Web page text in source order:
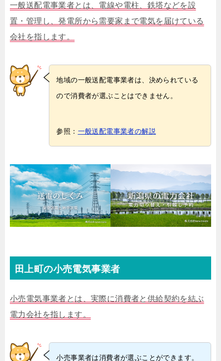
一般送配電事業者とは、電線や電柱、鉄塔などを設
置・管理し、発電所から需要家まで電気を届けている
会社を指します。
地域の一般送配電事業者は、決められている
ので消費者が選ぶことはできません。
参照： 一般送配電事業者の解説
田上町の小売電気事業者
小売電気事業者とは、実際に消費者と供給契約を結ぶ
電力会社を指します。
小売事業者は消費者が選ぶことができます。